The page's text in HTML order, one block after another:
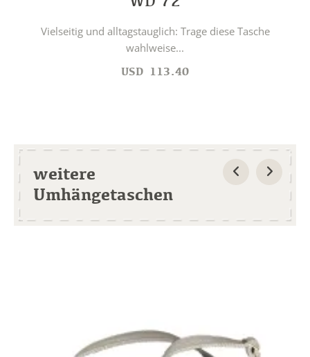
Vielseitig und alltagstauglich: Trage diese Tasche
wahlweise...
USD 113.40
weitere
Umhängetaschen